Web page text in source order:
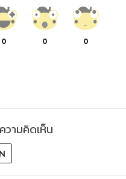
0 0 0
วามคิดเห็น